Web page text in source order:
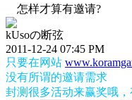
怎样才算有邀请?
kUsoの断弦
2011-12-24 07:45 PM
只要在网站
没有所谓的邀请需求
封测很多活动来赢奖哦